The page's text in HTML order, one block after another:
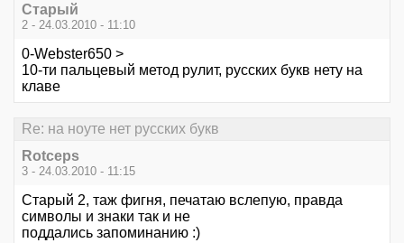
Старый
2 - 24.03.2010 - 11:10
0-Webster650 >
10-ти пальцевый метод рулит, русских букв нету на
клаве
Re: на ноуте нет русских букв
Rotceps
3 - 24.03.2010 - 11:15
Старый 2, таж фигня, печатаю вслепую, правда
символы и знаки так и не
поддались запоминанию :)